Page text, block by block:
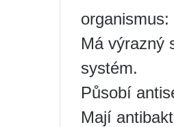
organismus:
Má výrazný
systém.
Působí
Mají